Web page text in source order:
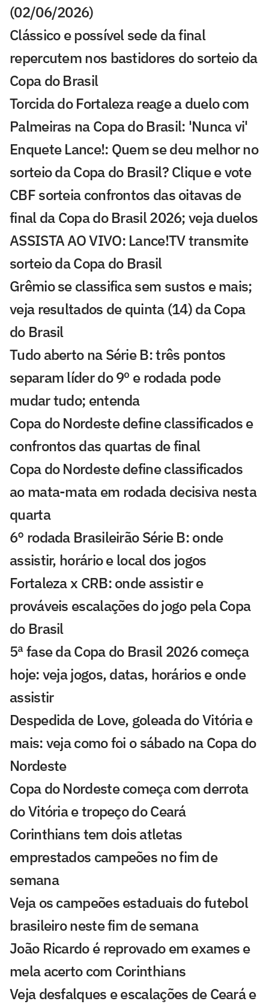
(02/06/2026)
Clássico e possível sede da final
repercutem nos bastidores do sorteio da
Copa do Brasil
Torcida do Fortaleza reage a duelo com
Palmeiras na Copa do Brasil: 'Nunca vi'
Enquete Lance!: Quem se deu melhor no
sorteio da Copa do Brasil? Clique e vote
CBF sorteia confrontos das oitavas de
final da Copa do Brasil 2026; veja duelos
ASSISTA AO VIVO: Lance!TV transmite
sorteio da Copa do Brasil
Grêmio se classifica sem sustos e mais;
veja resultados de quinta (14) da Copa
do Brasil
Tudo aberto na Série B: três pontos
separam líder do 9º e rodada pode
mudar tudo; entenda
Copa do Nordeste define classificados e
confrontos das quartas de final
Copa do Nordeste define classificados
ao mata-mata em rodada decisiva nesta
quarta
6° rodada Brasileirão Série B: onde
assistir, horário e local dos jogos
Fortaleza x CRB: onde assistir e
prováveis escalações do jogo pela Copa
do Brasil
5ª fase da Copa do Brasil 2026 começa
hoje: veja jogos, datas, horários e onde
assistir
Despedida de Love, goleada do Vitória e
mais: veja como foi o sábado na Copa do
Nordeste
Copa do Nordeste começa com derrota
do Vitória e tropeço do Ceará
Corinthians tem dois atletas
emprestados campeões no fim de
semana
Veja os campeões estaduais do futebol
brasileiro neste fim de semana
João Ricardo é reprovado em exames e
mela acerto com Corinthians
Veja desfalques e escalações de Ceará e